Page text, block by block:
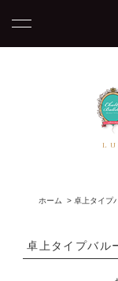
ホーム >卓上タイプ
卓上タイプバル